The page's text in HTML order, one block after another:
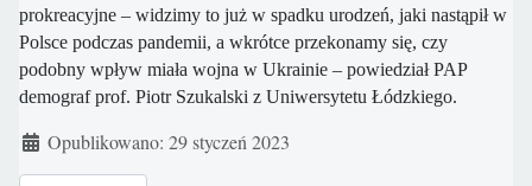
prokreacyjne – widzimy to już w spadku urodzeń, jaki nastąpił w
Polsce podczas pandemii, a wkrótce przekonamy się, czy
podobny wpływ miała wojna w Ukrainie – powiedział PAP
demograf prof. Piotr Szukalski z Uniwersytetu Łódzkiego.
Szczegóły
Opublikowano: 29 styczeń 2023